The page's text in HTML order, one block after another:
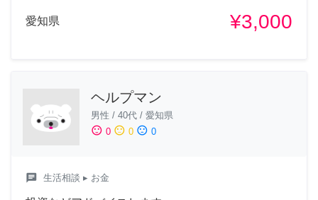
愛知県 ¥3,000
ヘルプマン
男性 / 40代 / 愛知県
sentiment_satisfied 0 sentiment_neutral 0 sentiment_dissatisfied 0
chat 生活相談 ▸ お金